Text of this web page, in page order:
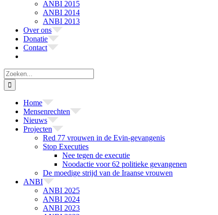
ANBI 2015
ANBI 2014
ANBI 2013
Over ons
Donatie
Contact
Zoeken
naar:
Home
Mensenrechten
Nieuws
Projecten
Red 77 vrouwen in de Evin-gevangenis
Stop Executies
Nee tegen de executie
Noodactie voor 62 politieke gevangenen
De moedige strijd van de Iraanse vrouwen
ANBI
ANBI 2025
ANBI 2024
ANBI 2023